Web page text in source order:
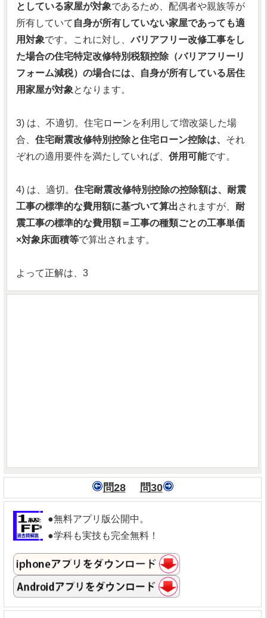
としている家屋が対象であるため、配偶者や親族等が
所有していて 自身が所有していない家屋であっても適
用対象です。これに対し、バリアフリー改修工事をし
た場合の住宅特定改修特別税額控除（バリアフリーリ
フォーム減税）の場合には、自身が所有している居住
用家屋が対象となります。
3) は、不適切。住宅ローンを利用して増改築した場
合、 住宅耐震改修特別控除と住宅ローン控除は、 それ
ぞれの適用要件を満たしていれば、 併用可能です。
4) は、適切。 住宅耐震改修特別控除の控除額は、耐震
工事の標準的な費用額に基づいて算出されますが、 耐
震工事の標準的な費用額＝工事の種類ごとの工事単価
×対象床面積等で算出されます。
よって正解は、3
問28 問30
●無料アプリ版公開中。
●学科も実技も完全無料！